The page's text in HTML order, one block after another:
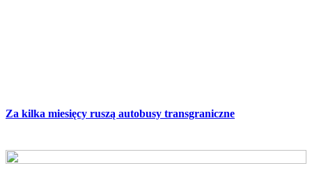
Za kilka miesięcy ruszą autobusy transgraniczne